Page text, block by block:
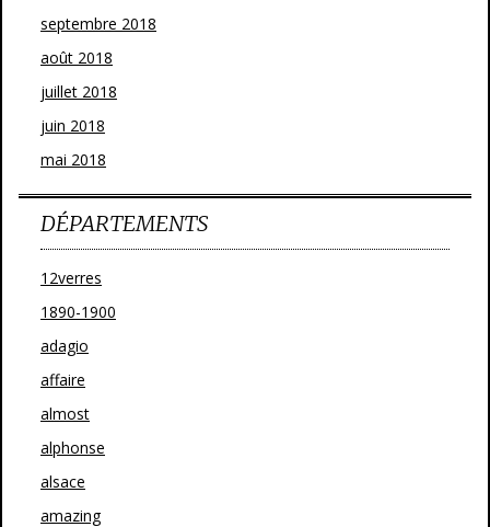
septembre 2018
août 2018
juillet 2018
juin 2018
mai 2018
DÉPARTEMENTS
12verres
1890-1900
adagio
affaire
almost
alphonse
alsace
amazing